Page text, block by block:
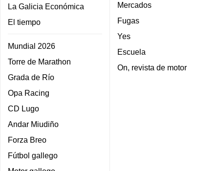
La Galicia Económica
El tiempo
Mundial 2026
Torre de Marathon
Grada de Río
Opa Racing
CD Lugo
Andar Miudiño
Forza Breo
Fútbol gallego
Mercados
Fugas
Yes
Escuela
On, revista de motor